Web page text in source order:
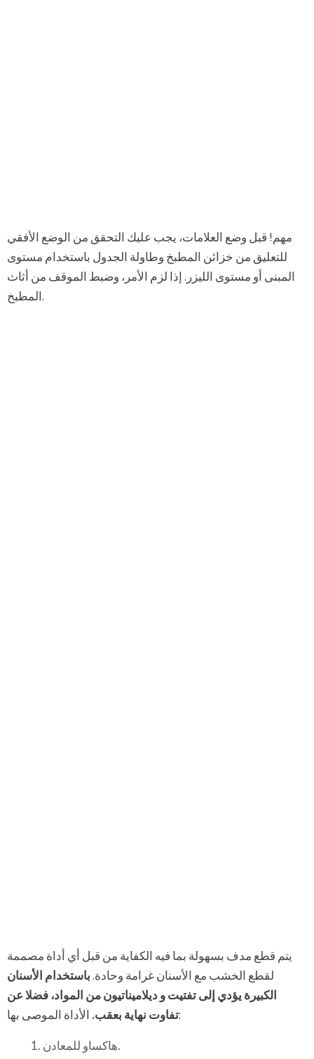
مهم! قبل وضع العلامات، يجب عليك التحقق من الوضع الأفقي
للتعليق من خزائن المطبخ وطاولة الجدول باستخدام مستوى
المبنى أو مستوى الليزر. إذا لزم الأمر، وضبط الموقف من أثاث
المطبخ.
يتم قطع مدف بسهولة بما فيه الكفاية من قبل أي أداة مصممة
لقطع الخشب مع الأسنان غرامة وحادة.باستخدام الأسنان
الكبيرة يؤدي إلى تفتيت و ديلاميناتيون من المواد، فضلا عن
تفاوت نهاية بعقب.الأداة الموصى بها:
هاكساو للمعادن.